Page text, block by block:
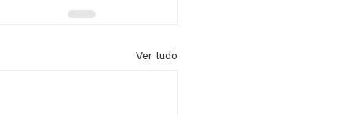
Ver tudo